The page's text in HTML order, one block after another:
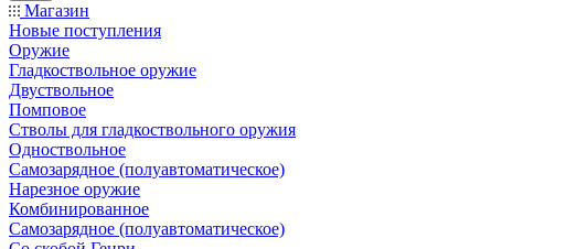
Магазин
Новые поступления
Оружие
Гладкоствольное оружие
Двуствольное
Помповое
Стволы для гладкоствольного оружия
Одноствольное
Самозарядное (полуавтоматическое)
Нарезное оружие
Комбинированное
Самозарядное (полуавтоматическое)